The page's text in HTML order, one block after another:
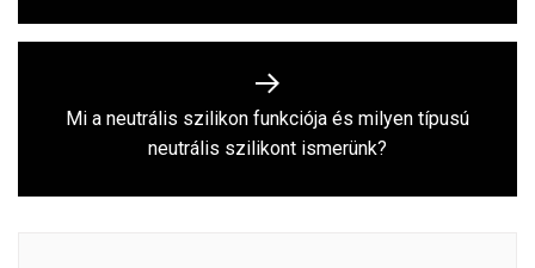
Next
post:
Mi a neutrális szilikon funkciója és milyen típusú
neutrális szilikont ismerünk?